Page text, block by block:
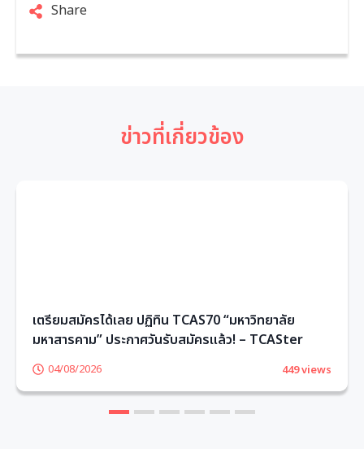
Share
ข่าวที่เกี่ยวข้อง
เตรียมสมัครได้เลย ปฏิทิน TCAS70 “มหาวิทยาลัย
มหาสารคาม” ประกาศวันรับสมัครแล้ว! – TCASter
04/08/2026 449 views
3 4 5 6